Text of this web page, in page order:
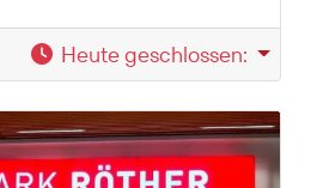
Heute geschlossen: